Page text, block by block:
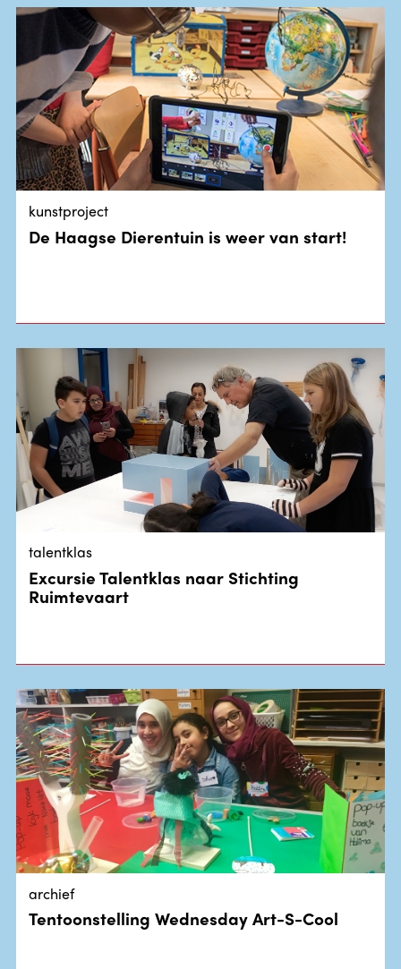
kunstproject
De Haagse Dierentuin is weer van start!
talentklas
Excursie Talentklas naar Stichting
Ruimtevaart
archief
Tentoonstelling Wednesday Art-S-Cool